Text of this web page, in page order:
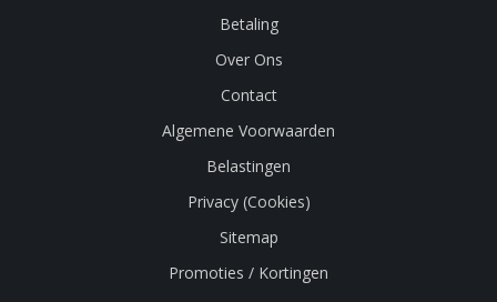
Betaling
Over Ons
Contact
Algemene Voorwaarden
Belastingen
Privacy (Cookies)
Sitemap
Promoties / Kortingen